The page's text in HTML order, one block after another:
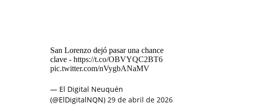
San Lorenzo dejó pasar una chance
clave - https://t.co/OBVYQC2BT6
pic.twitter.com/nVygbANaMV
— El Digital Neuquén
(@ElDigitalNQN) 29 de abril de 2026